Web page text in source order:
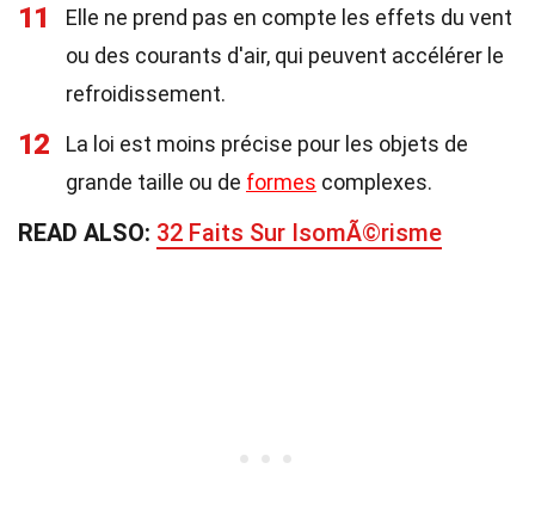
11
Elle ne prend pas en compte les effets du vent
ou des courants d'air, qui peuvent accélérer le
refroidissement.
12
La loi est moins précise pour les objets de
grande taille ou de formes complexes.
READ ALSO: 32 Faits Sur IsomÃ©risme